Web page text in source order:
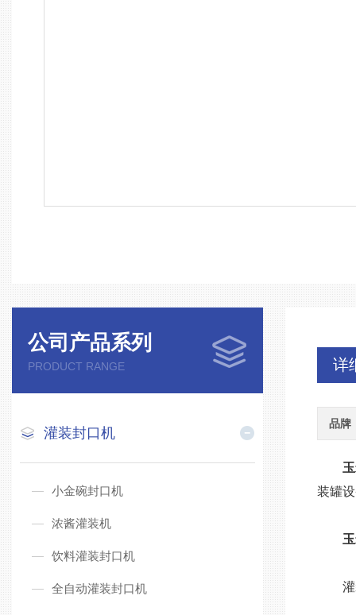
公司产品系列
PRODUCT RANGE
灌装封口机
小金碗封口机
浓酱灌装机
饮料灌装封口机
全自动灌装封口机
详
品牌
装罐
灌